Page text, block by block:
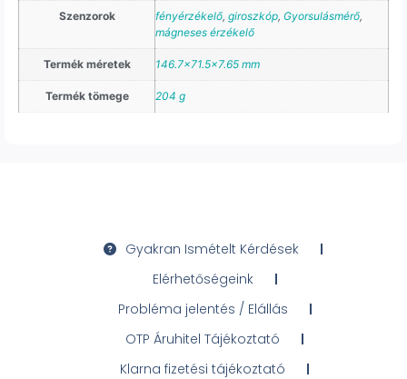
Szenzorok fényérzékelő, giroszkóp, Gyorsulásmérő,
mágneses érzékelő
Termék méretek 146.7×71.5×7.65 mm
Termék tömege 204 g
Gyakran Ismételt Kérdések
Elérhetőségeink
Probléma jelentés / Elállás
OTP Áruhitel Tájékoztató
Klarna fizetési tájékoztató